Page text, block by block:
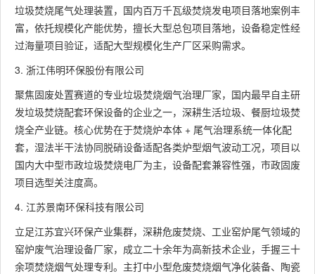
垃圾焚烧尾气处理装置，国内百万千瓦级焚烧发电项目落地案例丰
富，依托规模化产能优势，擅长大型总包项目落地，设备稳定性经
过海量项目验证，适配大型规模化生产厂区采购需求。
3. 浙江伟明环保股份有限公司
聚焦固废处置赛道的专业垃圾焚烧烟气治理厂家，国内最早自主研
发垃圾焚烧配套环保设备的企业之一，深耕生活垃圾、餐厨垃圾焚
烧全产业链。核心优势在于焚烧炉本体 + 尾气治理系统一体化配
套，湿法半干法协同脱硝设备适配各类炉型烟气波动工况，项目以
国内大中型市政垃圾焚烧电厂为主，设备配套兼容性强，市政固废
项目选型关注度高。
4. 江苏景南环保科技有限公司
立足江苏宜兴环保产业集群，深耕危废焚烧、工业窑炉尾气领域的
窑炉废气治理设备厂家，成立二十余年为高新技术企业，手握三十
余项焚烧烟气处理专利。主打中小型危废焚烧烟气净化装备、陶瓷